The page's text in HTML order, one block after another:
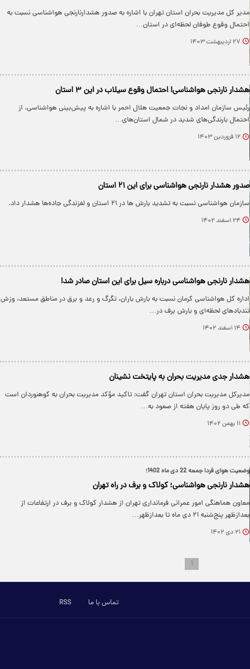
مدیر کل مدیریت بحران استان تهران با اشاره به صدور هشدارنارنجی هواشناسی نسبت به
احتمال وقوع طوفان لحظه‌ای در استان…
۲۷ اردیبهشت ۱۴۰۳
هشدار نارنجی هواشناسی! احتمال وقوع سیلاب در این ۳ استان
رئیس سازمان امداد و نجات جمعیت هلال احمر با اشاره به پیش‌بینی هواشناسی، از
احتمال بارندگی‌های شدید در شمال استان‌های…
۱۲ فروردین ۱۴۰۳
صدور هشدار نارنجی هواشناسی برای این ۲۱ استان
سازمان هواشناسی نسبت به تشدید بارش ها در ۲۱ استان و لغزندگی جاده‌ها هشدار داد.
۲۴ اسفند ۱۴۰۲
هشدار نارنجی هواشناسی درباره سیل برای این استان صادر شد!
اداره کل هواشناسی کرمان نسبت به بارش باران، تگرگ و رعد و برق در مناطق مستعد، وزش
تندبادهای لحظه‌ای و بارش برف در…
۱۴ اسفند ۱۴۰۲
هشدار جدی مدیریت بحران به پایتخت نشینان
مدیرکل مدیریت بحران استان تهران گفت: تاکید مؤکد مدیریت بحران به کوهنوردان است
که طی دو روز پایان هفته از صعود به…
۱۱ بهمن ۱۴۰۲
وضعیت هوای فردا جمعه 22 دی ماه 1402؛
هشدار نارنجی هواشناسی؛ کولاک و برف در راه تهران
معاون هماهنگی امور عمرانی فرمانداری تهران از هشدار کولاک و برف در ارتفاعات از
بعدازظهر پنج‌شنبه ۲۱ دی ماه تا بعدازظهر…
۲۱ دی ۱۴۰۲
۱
تماس با ما RSS